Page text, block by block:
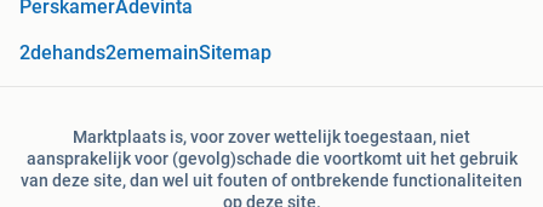
PerskamerAdevinta
2dehands2ememainSitemap
Marktplaats is, voor zover wettelijk toegestaan, niet
aansprakelijk voor (gevolg)schade die voortkomt uit het gebruik
van deze site, dan wel uit fouten of ontbrekende functionaliteiten
op deze site.